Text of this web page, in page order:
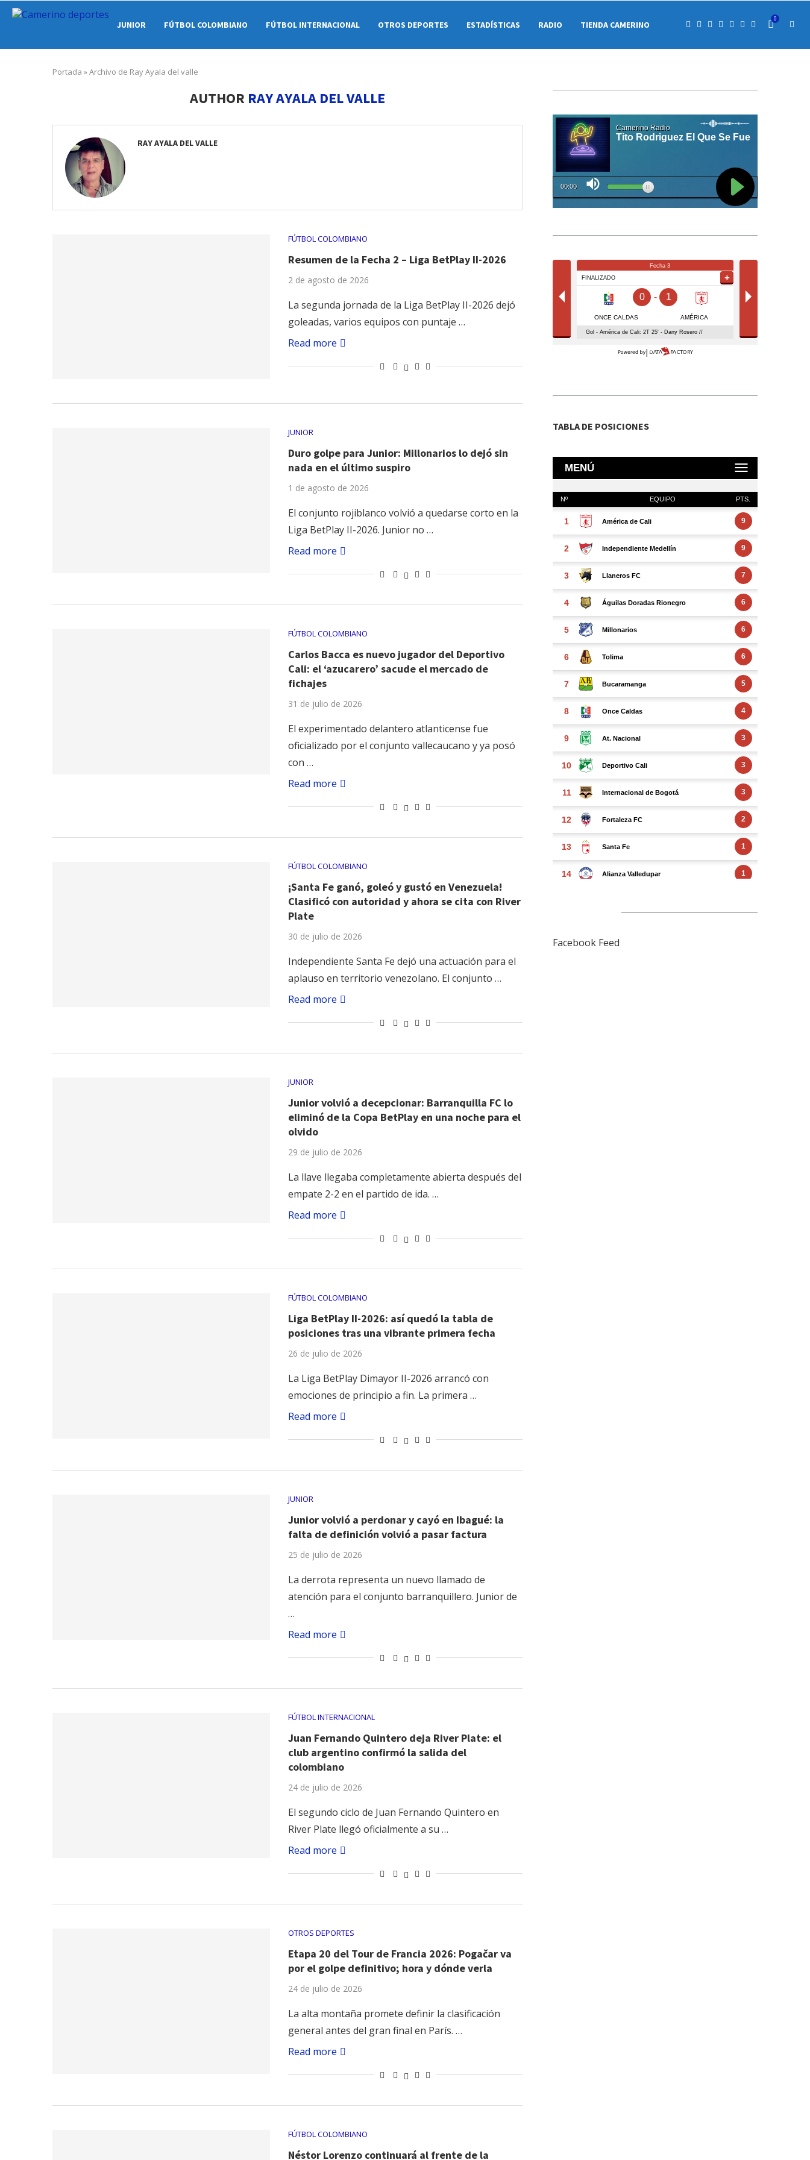
JUNIOR FÚTBOL COLOMBIANO FÚTBOL INTERNACIONAL OTROS DEPORTES ESTADÍSTICAS RADIO TIENDA CAMERINO
0
Portada »Archivo de Ray Ayala del valle
AUTHOR RAY AYALA DEL VALLE
RAY AYALA DEL VALLE
FÚTBOL COLOMBIANO
Resumen de la Fecha 2 – Liga BetPlay II-2026
2 de agosto de 2026
La segunda jornada de la Liga BetPlay II-2026 dejó
goleadas, varios equipos con puntaje …
Read more
JUNIOR
Duro golpe para Junior: Millonarios lo dejó sin
nada en el último suspiro
1 de agosto de 2026
El conjunto rojiblanco volvió a quedarse corto en la
Liga BetPlay II-2026. Junior no …
Read more
FÚTBOL COLOMBIANO
Carlos Bacca es nuevo jugador del Deportivo
Cali: el ‘azucarero’ sacude el mercado de
fichajes
31 de julio de 2026
El experimentado delantero atlanticense fue
oficializado por el conjunto vallecaucano y ya posó
con …
Read more
FÚTBOL COLOMBIANO
¡Santa Fe ganó, goleó y gustó en Venezuela!
Clasificó con autoridad y ahora se cita con River
Plate
30 de julio de 2026
Independiente Santa Fe dejó una actuación para el
aplauso en territorio venezolano. El conjunto …
Read more
JUNIOR
Junior volvió a decepcionar: Barranquilla FC lo
eliminó de la Copa BetPlay en una noche para el
olvido
29 de julio de 2026
La llave llegaba completamente abierta después del
empate 2-2 en el partido de ida. …
Read more
FÚTBOL COLOMBIANO
Liga BetPlay II-2026: así quedó la tabla de
posiciones tras una vibrante primera fecha
26 de julio de 2026
La Liga BetPlay Dimayor II-2026 arrancó con
emociones de principio a fin. La primera …
Read more
JUNIOR
Junior volvió a perdonar y cayó en Ibagué: la
falta de definición volvió a pasar factura
25 de julio de 2026
La derrota representa un nuevo llamado de
atención para el conjunto barranquillero. Junior de
…
Read more
FÚTBOL INTERNACIONAL
Juan Fernando Quintero deja River Plate: el
club argentino confirmó la salida del
colombiano
24 de julio de 2026
El segundo ciclo de Juan Fernando Quintero en
River Plate llegó oficialmente a su …
Read more
OTROS DEPORTES
Etapa 20 del Tour de Francia 2026: Pogačar va
por el golpe definitivo; hora y dónde verla
24 de julio de 2026
La alta montaña promete definir la clasificación
general antes del gran final en París. …
Read more
FÚTBOL COLOMBIANO
Néstor Lorenzo continuará al frente de la
TABLA DE POSICIONES
Facebook Feed